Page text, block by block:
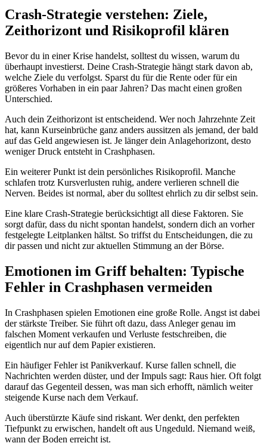
Crash-Strategie verstehen: Ziele,
Zeithorizont und Risikoprofil klären
Bevor du in einer Krise handelst, solltest du wissen, warum du
überhaupt investierst. Deine Crash-Strategie hängt stark davon ab,
welche Ziele du verfolgst. Sparst du für die Rente oder für ein
größeres Vorhaben in ein paar Jahren? Das macht einen großen
Unterschied.
Auch dein Zeithorizont ist entscheidend. Wer noch Jahrzehnte Zeit
hat, kann Kurseinbrüche ganz anders aussitzen als jemand, der bald
auf das Geld angewiesen ist. Je länger dein Anlagehorizont, desto
weniger Druck entsteht in Crashphasen.
Ein weiterer Punkt ist dein persönliches Risikoprofil. Manche
schlafen trotz Kursverlusten ruhig, andere verlieren schnell die
Nerven. Beides ist normal, aber du solltest ehrlich zu dir selbst sein.
Eine klare Crash-Strategie berücksichtigt all diese Faktoren. Sie
sorgt dafür, dass du nicht spontan handelst, sondern dich an vorher
festgelegte Leitplanken hältst. So triffst du Entscheidungen, die zu
dir passen und nicht zur aktuellen Stimmung an der Börse.
Emotionen im Griff behalten: Typische
Fehler in Crashphasen vermeiden
In Crashphasen spielen Emotionen eine große Rolle. Angst ist dabei
der stärkste Treiber. Sie führt oft dazu, dass Anleger genau im
falschen Moment verkaufen und Verluste festschreiben, die
eigentlich nur auf dem Papier existieren.
Ein häufiger Fehler ist Panikverkauf. Kurse fallen schnell, die
Nachrichten werden düster, und der Impuls sagt: Raus hier. Oft folgt
darauf das Gegenteil dessen, was man sich erhofft, nämlich weiter
steigende Kurse nach dem Verkauf.
Auch überstürzte Käufe sind riskant. Wer denkt, den perfekten
Tiefpunkt zu erwischen, handelt oft aus Ungeduld. Niemand weiß,
wann der Boden erreicht ist.